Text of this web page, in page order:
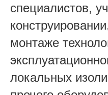
специалистов,
монтаже
локальных